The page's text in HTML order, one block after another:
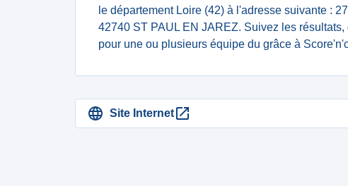
le département Loire (42) à l'adresse suivante :
42740 ST PAUL EN JAREZ. Suivez les
pour une ou plusieurs équipe du grâce à
Site Internet